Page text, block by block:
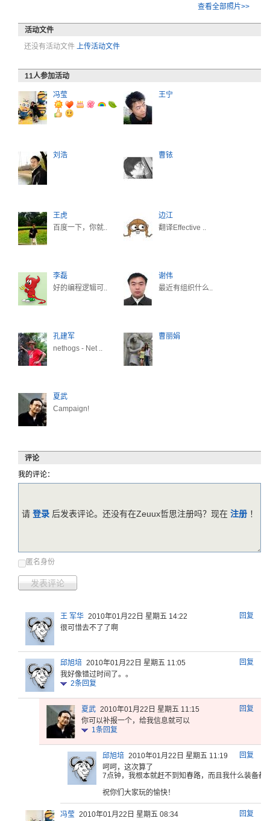
查看全部照片>>
活动文件
还没有活动文件 上传活动文件
11人参加活动
冯莹 王宁
刘浩 曹铱
王虎
百度一下，你就..
边江
翻译Effective ..
李磊
好的编程逻辑可..
谢伟
最近有组织什么..
孔建军
nethogs - Net ..
曹丽娟
夏武
Campaign!
评论
我的评论：
匿名身份
发表评论
请 登录后发表评论。还没有在Zeuux哲思注册吗？现在 注册！
回复
王 军华 2010年01月22日 星期五 14:22
很可惜去不了了啊
回复
邱旭培 2010年01月22日 星期五 11:05
我好像错过时间了。。
2条回复
回复
夏武 2010年01月22日 星期五 11:15
你可以补报一个，给我信息就可以
1条回复
回复
邱旭培 2010年01月22日 星期五 11:19
呵呵，这次算了
7点钟，我根本就赶不到知春路，而且我什么装备都
祝你们 大家玩的愉快！
回复
冯莹 2010年01月22日 星期五 08:34